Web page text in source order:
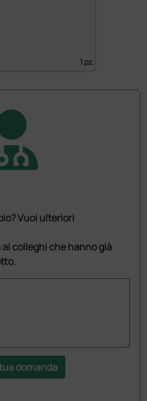
1 pz.
Vuoi ulteriori
colleghi che hanno già
domanda